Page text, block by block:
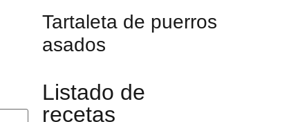
Tartaleta de puerros
asados
Listado de
recetas